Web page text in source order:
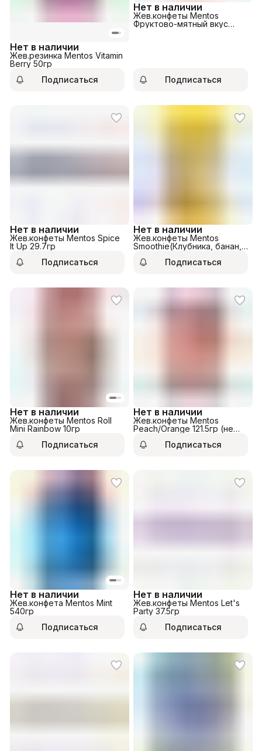
Нет в наличии
Жев.резинка Mentos Vitamin
Berry 50гр
Подписаться
Нет в наличии
Жев.конфеты Mentos
Фруктово-мятный вкус
Подписаться
Нет в наличии
Жев.конфеты Mentos Spice
It Up 29.7гр
Подписаться
Нет в наличии
Жев.конфеты Mentos
Smoothie(Клубника, банан,
Подписаться
Нет в наличии
Жев.конфеты Mentos Roll
Mini Rainbow 10гр
Подписаться
Нет в наличии
Жев.конфеты Mentos
Peach/Orange 121.5гр (не
Подписаться
Нет в наличии
Жев.конфета Mentos Mint
540гр
Подписаться
Нет в наличии
Жев.конфеты Mentos Let's
Party 37.5гр
Подписаться